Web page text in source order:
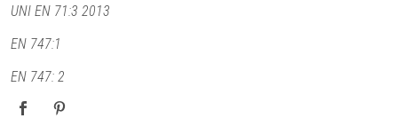
UNI EN 71:3 2013
EN 747:1
EN 747: 2